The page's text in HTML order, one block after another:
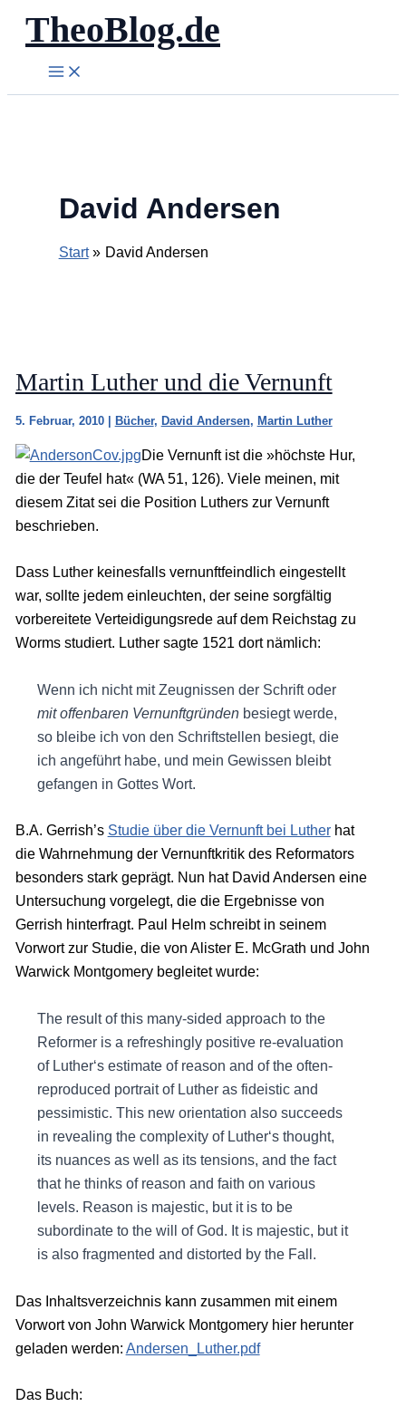
Zum
Inhalt
springen
TheoBlog.de
David Andersen
Start David Andersen
Martin Luther und die Vernunft
5. Februar, 2010 | Bücher, David Andersen, Martin Luther
Die Vernunft ist die »höchste Hur,
die der Teufel hat« (WA 51, 126). Viele meinen, mit
diesem Zitat sei die Position Luthers zur Vernunft
beschrieben.
Dass Luther keinesfalls vernunftfeindlich eingestellt
war, sollte jedem einleuchten, der seine sorgfältig
vorbereitete Verteidigungsrede auf dem Reichstag zu
Worms studiert. Luther sagte 1521 dort nämlich:
Wenn ich nicht mit Zeugnissen der Schrift oder
mit offenbaren Vernunftgründenbesiegt werde,
so bleibe ich von den Schriftstellen besiegt, die
ich angeführt habe, und mein Gewissen bleibt
gefangen in Gottes Wort.
B.A. Gerrish’s Studie über die Vernunft bei Lutherhat
die Wahrnehmung der Vernunftkritik des Reformators
besonders stark geprägt. Nun hat David Andersen eine
Untersuchung vorgelegt, die die Ergebnisse von
Gerrish hinterfragt. Paul Helm schreibt in seinem
Vorwort zur Studie, die von Alister E. McGrath und John
Warwick Montgomery begleitet wurde:
The result of this many-sided approach to the
Reformer is a refreshingly positive re-evaluation
of Luther‘s estimate of reason and of the often-
reproduced portrait of Luther as fideistic and
pessimistic. This new orientation also succeeds
in revealing the complexity of Luther‘s thought,
its nuances as well as its tensions, and the fact
that he thinks of reason and faith on various
levels. Reason is majestic, but it is to be
subordinate to the will of God. It is majestic, but it
is also fragmented and distorted by the Fall.
Das Inhaltsverzeichnis kann zusammen mit einem
Vorwort von John Warwick Montgomery hier herunter
geladen werden: Andersen_Luther.pdf
Das Buch: